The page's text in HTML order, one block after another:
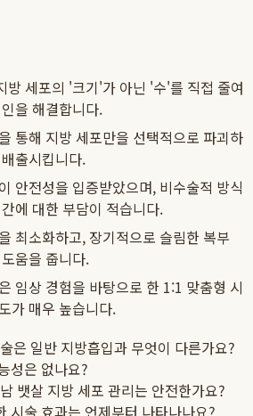
방 세포의 '크기'가 아닌 '수'를 직접 줄여
을 해결합니다.
통해 지방 세포만을 선택적으로 파괴하
출시킵니다.
안전성을 입증받았으며, 비수술적 방식
에 대한 부담이 적습니다.
최소화하고, 장기적으로 슬림한 복부
움을 줍니다.
임상 경험을 바탕으로 한 1:1 맞춤형 시
가 매우 높습니다.
은 일반 지방흡입과 무엇이 다른가요?
성은 없나요?
뱃살 지방 세포 관리는 안전한가요?
시술 효과는 언제부터 나타나나요?